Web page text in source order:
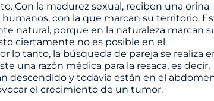
Con la madurez sexual, reciben una orina
con la que marcan su territorio.
natural, porque en la naturaleza marcan
ciertamente no es posible en el
lo tanto, la búsqueda de pareja se realiza
una razón médica para la resaca, es decir,
descendido y todavía están en el
el crecimiento de un tumor.